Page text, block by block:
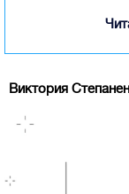
Виктория